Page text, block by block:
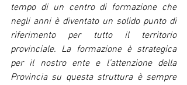
tempo di un centro di formazione che
negli anni è diventato un solido punto di
riferimento per tutto il territorio
provinciale. La formazione è strategica
per il nostro ente e l’attenzione della
Provincia su questa struttura è sempre